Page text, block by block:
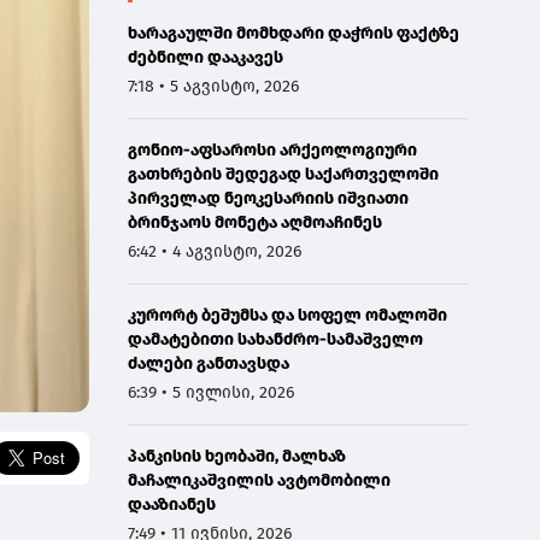
ხარაგაულში მომხდარი დაჭრის ფაქტზე
ძებნილი დააკავეს
7:18 • 5 აგვისტო, 2026
გონიო-აფსაროსი არქეოლოგიური
გათხრების შედეგად საქართველოში
პირველად ნეოკესარიის იშვიათი
ბრინჯაოს მონეტა აღმოაჩინეს
6:42 • 4 აგვისტო, 2026
კურორტ ბეშუმსა და სოფელ ომალოში
დამატებითი სახანძრო-სამაშველო
ძალები განთავსდა
6:39 • 5 ივლისი, 2026
პანკისის ხეობაში, მალხაზ
მაჩალიკაშვილის ავტომობილი
დააზიანეს
7:49 • 11 ივნისი, 2026